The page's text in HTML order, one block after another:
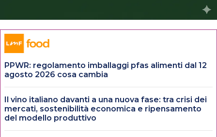
PPWR: regolamento imballaggi pfas alimenti dal 12
agosto 2026 cosa cambia
Il vino italiano davanti a una nuova fase: tra crisi dei
mercati, sostenibilità economica e ripensamento
del modello produttivo